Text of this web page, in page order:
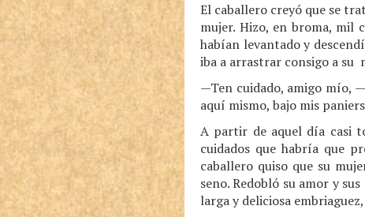
El caballero creyó que se
mujer. Hizo, en broma, mil
habían levantado y
iba a arrastrar consigo a su
—Ten cuidado, amigo mío,
aquí mismo, bajo mis
A partir de aquel día casi
cuidados que habría que
caballero quiso que su
seno. Redobló su amor y
larga y deliciosa